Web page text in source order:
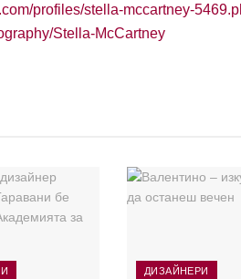
profiles/stella-mccartney-
Stella-McCartney
ДИЗАЙНЕРИ